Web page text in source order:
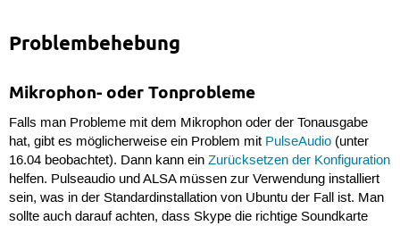
Problembehebung
Mikrophon- oder Tonprobleme
Falls man Probleme mit dem Mikrophon oder der Tonausgabe
hat, gibt es möglicherweise ein Problem mit PulseAudio(unter
16.04 beobachtet). Dann kann ein Zurücksetzen der Konfiguration
helfen. Pulseaudio und ALSA müssen zur Verwendung installiert
sein, was in der Standardinstallation von Ubuntu der Fall ist. Man
sollte auch darauf achten, dass Skype die richtige Soundkarte